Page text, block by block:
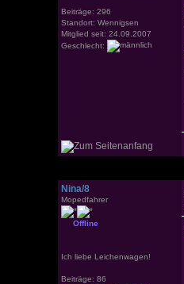
Beiträge: 296
Standort: Wennigsen
Mitglied seit: 24.09.2007
Geschlecht:
Nina/8
Mopedfahrer
Offline
Ich liebe Leichenwagen!
Beiträge: 86